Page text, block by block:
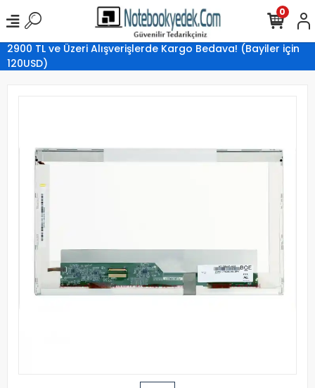
2900 TL ve Üzeri Alışverişlerde Kargo Bedava! (Bayiler için
120USD)
0